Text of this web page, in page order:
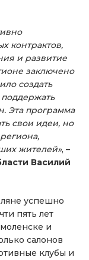
контрактов,
и развитие
заключено
создать
Эта программа
свои идеи, но
жителей», –
Василий
успешно
пять лет
и
салонов
клубы и